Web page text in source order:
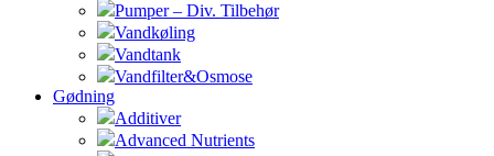
Pumper – Div. Tilbehør
Vandkøling
Vandtank
Vandfilter&Osmose
Gødning
Additiver
Advanced Nutrients